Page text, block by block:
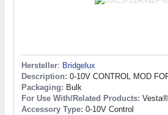
Hersteller: Bridgelux
Description: 0-10V CONTROL MOD
Packaging: Bulk
For Use With/Related Products:
Accessory Type: 0-10V Control